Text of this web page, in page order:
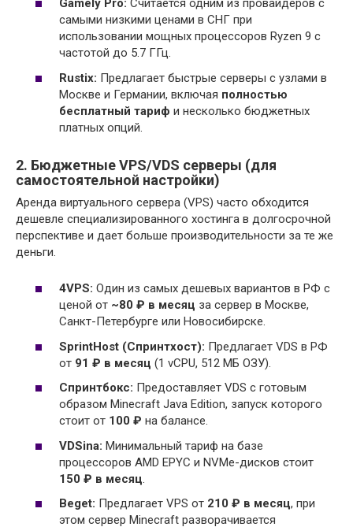
Gamely Pro: Считается одним из провайдеров с
самыми низкими ценами в СНГ при
использовании мощных процессоров Ryzen 9 с
частотой до 5.7 ГГц.
Rustix: Предлагает быстрые серверы с узлами в
Москве и Германии, включая полностью
бесплатный тариф и несколько бюджетных
платных опций.
2. Бюджетные VPS/VDS серверы (для
самостоятельной настройки)
Аренда виртуального сервера (VPS) часто обходится
дешевле специализированного хостинга в долгосрочной
перспективе и дает больше производительности за те же
деньги.
4VPS: Один из самых дешевых вариантов в РФ с
ценой от ~80 ₽ в месяц за сервер в Москве,
Санкт-Петербурге или Новосибирске.
SprintHost (Спринтхост): Предлагает VDS в РФ
от 91 ₽ в месяц (1 vCPU, 512 МБ ОЗУ).
Спринтбокс: Предоставляет VDS с готовым
образом Minecraft Java Edition, запуск которого
стоит от 100 ₽ на балансе.
VDSina: Минимальный тариф на базе
процессоров AMD EPYC и NVMe-дисков стоит
150 ₽ в месяц
Beget: Предлагает VPS от 210 ₽ в месяц, при
этом сервер Minecraft разворачивается